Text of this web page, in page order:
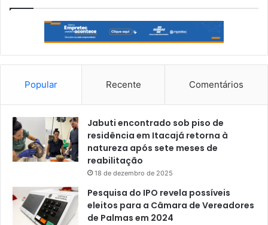
Popular Recente Comentários
Jabuti encontrado sob piso de
residência em Itacajá retorna à
natureza após sete meses de
reabilitação
18 de dezembro de 2025
Pesquisa do IPO revela possíveis
eleitos para a Câmara de Vereadores
de Palmas em 2024